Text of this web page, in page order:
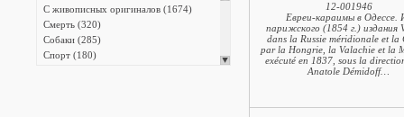
С живописных оригиналов (1674)
Смерть (320)
Собаки (285)
Спорт (180)
12-001946
Евреи-караимы в Одессе.
парижского (1854 г.) издания
dans la Russie méridionale et la
par la Hongrie, la Valachie еt la
exécuté en 1837, sous la
Anatole Démidoff…